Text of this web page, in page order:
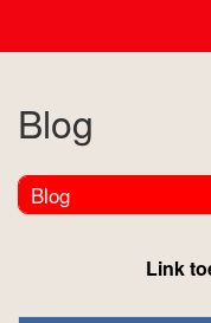
Blog
Blog
Link